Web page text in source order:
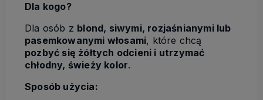
Dla kogo?
Dla osób z blond, siwymi, rozjaśnianymi lub
pasemkowanymi włosami, które chcą
pozbyć się żółtych odcieni i utrzymać
chłodny, świeży kolor.
Sposób użycia: